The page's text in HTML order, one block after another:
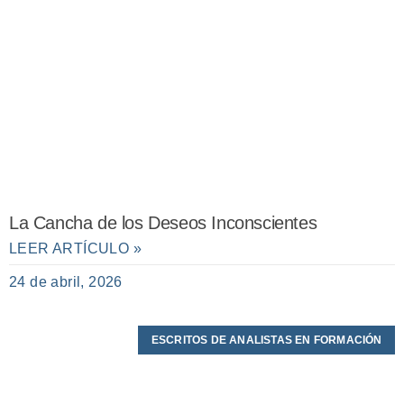
La Cancha de los Deseos Inconscientes
LEER ARTÍCULO »
24 de abril, 2026
ESCRITOS DE ANALISTAS EN FORMACIÓN